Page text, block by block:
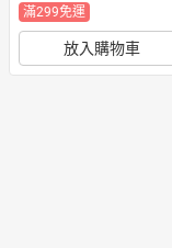
滿299免運
放入購物車